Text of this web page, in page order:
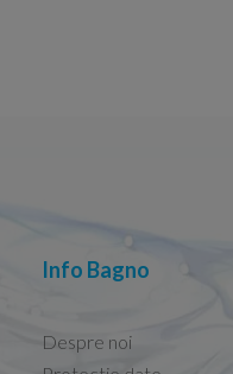
Info Bagno
Despre noi